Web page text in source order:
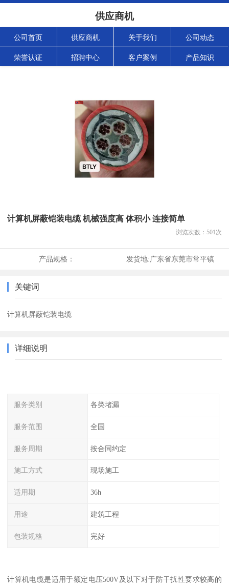
供应商机
公司首页 供应商机 关于我们 公司动态
荣誉认证 招聘中心 客户案例 产品知识
计算机屏蔽铠装电缆 机械强度高 体积小 连接简单
浏览次数： 501次
产品规格： 发货地:广东省东莞市常平镇
关键词
计算机屏蔽铠装电缆
详细说明
服务类别 各类堵漏
服务范围 全国
服务周期 按合同约定
施工方式 现场施工
适用期 36h
用途 建筑工程
包装规格 完好
计算机电缆是适用于额定电压500V及以下对于防干扰性要求较高的